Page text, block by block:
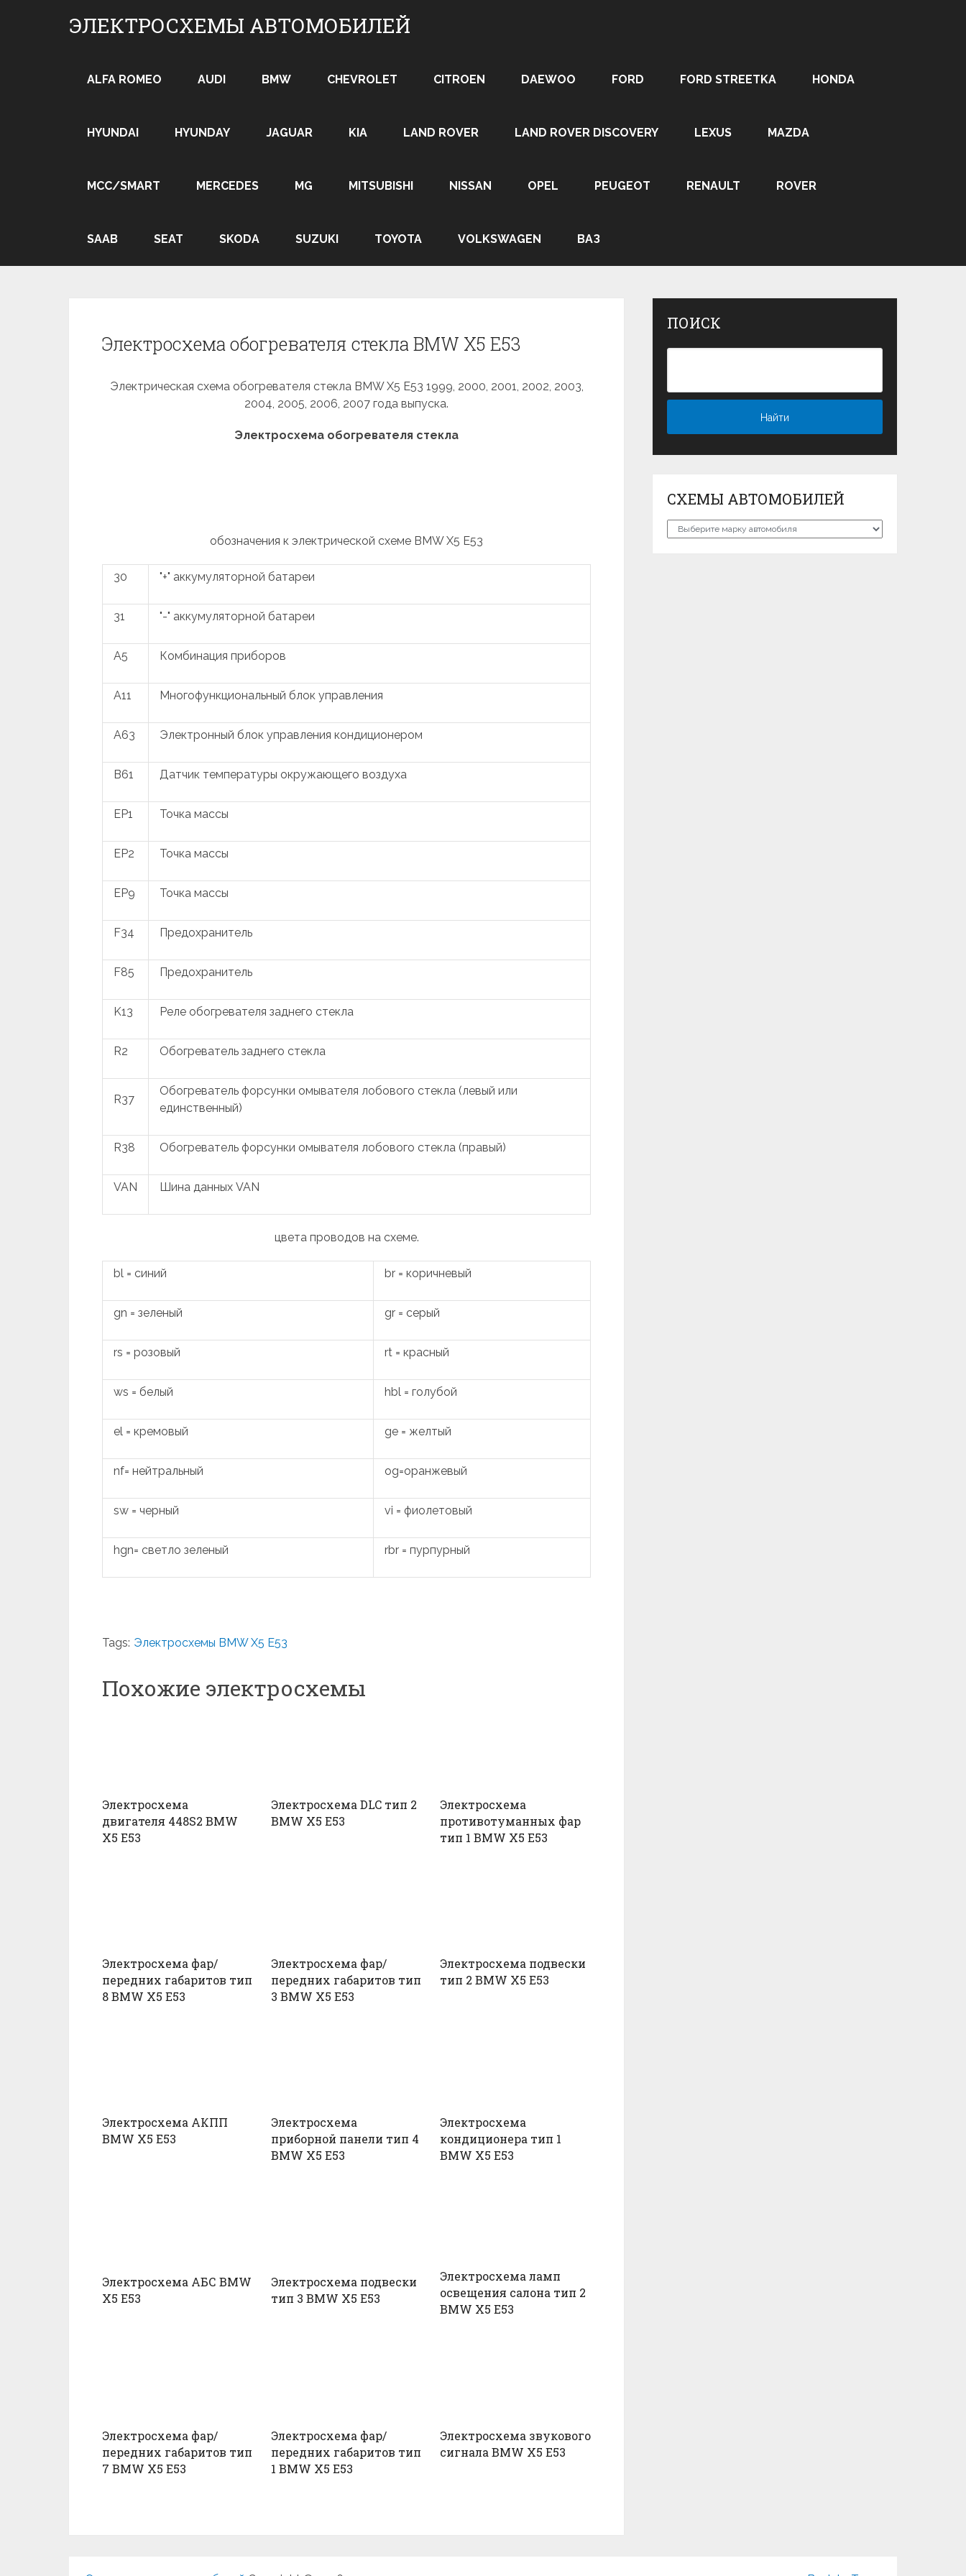
ЭЛЕКТРОСХЕМЫ АВТОМОБИЛЕЙ
ALFA ROMEO AUDI BMW CHEVROLET CITROEN DAEWOO FORD FORD STREETKA HONDA
HYUNDAI HYUNDAY JAGUAR KIA LAND ROVER LAND ROVER DISCOVERY LEXUS MAZDA
MCC/SMART MERCEDES MG MITSUBISHI NISSAN OPEL PEUGEOT RENAULT ROVER
SAAB SEAT SKODA SUZUKI TOYOTA VOLKSWAGEN ВАЗ
Электросхема обогревателя стекла BMW X5 E53
Электрическая схема обогревателя стекла BMW X5 E53 1999, 2000, 2001, 2002, 2003,
2004, 2005, 2006, 2007 года выпуска.
Электросхема обогревателя стекла
обозначения к электрической схеме BMW X5 E53
30 "+" аккумуляторной батареи
31 "-" аккумуляторной батареи
A5 Комбинация приборов
A11 Многофункциональный блок управления
A63 Электронный блок управления кондиционером
B61 Датчик температуры окружающего воздуха
EP1 Точка массы
EP2 Точка массы
EP9 Точка массы
F34 Предохранитель
F85 Предохранитель
K13 Реле обогревателя заднего стекла
R2 Обогреватель заднего стекла
R37
Обогреватель форсунки омывателя лобового стекла (левый или
единственный)
R38 Обогреватель форсунки омывателя лобового стекла (правый)
VAN Шина данных VAN
цвета проводов на схеме.
bl = синий br = коричневый
gn = зеленый gr = серый
rs = розовый rt = красный
ws = белый hbl = голубой
el = кремовый ge = желтый
nf= нейтральный og=оранжевый
sw = черный vi = фиолетовый
hgn= светло зеленый rbr = пурпурный
Tags: Электросхемы BMW X5 E53
Похожие электросхемы
Электросхема
двигателя 448S2 BMW
X5 E53
Электросхема DLC тип 2
BMW X5 E53
Электросхема
противотуманных фар
тип 1 BMW X5 E53
Электросхема фар/
передних габаритов тип
8 BMW X5 E53
Электросхема фар/
передних габаритов тип
3 BMW X5 E53
Электросхема подвески
тип 2 BMW X5 E53
Электросхема АКПП
BMW X5 E53
Электросхема
приборной панели тип 4
BMW X5 E53
Электросхема
кондиционера тип 1
BMW X5 E53
Электросхема АБС BMW
X5 E53
Электросхема подвески
тип 3 BMW X5 E53
Электросхема ламп
освещения салона тип 2
BMW X5 E53
Электросхема фар/
передних габаритов тип
7 BMW X5 E53
Электросхема фар/
передних габаритов тип
1 BMW X5 E53
Электросхема звукового
сигнала BMW X5 E53
ПОИСК
СХЕМЫ АВТОМОБИЛЕЙ
Схемы